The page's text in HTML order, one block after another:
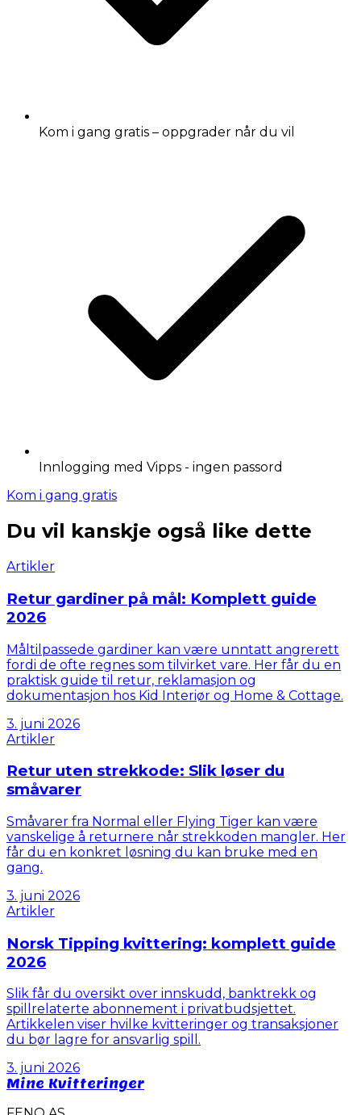
Kom i gang gratis – oppgrader når du vil
Innlogging med Vipps - ingen passord
Kom i gang gratis
Du vil kanskje også like dette
Artikler
Retur gardiner på mål: Komplett guide
2026
Måltilpassede gardiner kan være unntatt angrerett
fordi de ofte regnes som tilvirket vare. Her får du en
praktisk guide til retur, reklamasjon og
dokumentasjon hos Kid Interiør og Home & Cottage.
3. juni 2026
Artikler
Retur uten strekkode: Slik løser du
småvarer
Småvarer fra Normal eller Flying Tiger kan være
vanskelige å returnere når strekkoden mangler. Her
får du en konkret løsning du kan bruke med en
gang.
3. juni 2026
Artikler
Norsk Tipping kvittering: komplett guide
2026
Slik får du oversikt over innskudd, banktrekk og
spillrelaterte abonnement i privatbudsjettet.
Artikkelen viser hvilke kvitteringer og transaksjoner
du bør lagre for ansvarlig spill.
3. juni 2026
Mine Kvitteringer